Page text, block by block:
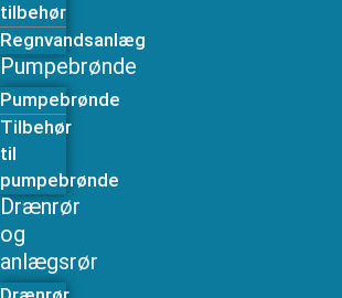
tilbehør
Regnvandsanlæg
Pumpebrønde
Pumpebrønde
Tilbehør
til
pumpebrønde
Drænrør
og
anlægsrør